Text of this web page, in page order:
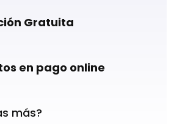
Gratuita
en pago online
más?